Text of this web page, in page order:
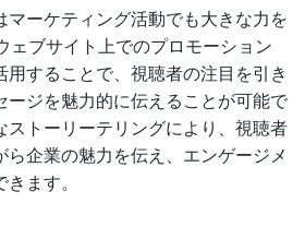
マーケティング活動でも大きな力を
ェブサイト上でのプロモーション
することで、視聴者の注目を引き
ージを魅力的に伝えることが可能で
ストーリーテリングにより、視聴者
企業の魅力を伝え、エンゲージメ
ます。